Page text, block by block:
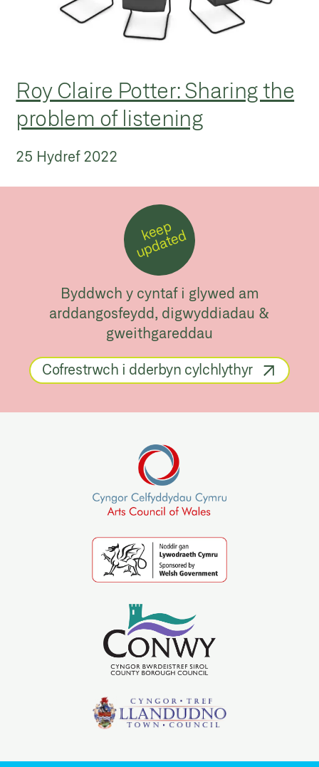
Roy Claire Potter: Sharing the
problem of listening
25 Hydref 2022
k
e
e
p
u
p
d
a
t
e
d
Byddwch y cyntaf i glywed am
arddangosfeydd, digwyddiadau &
gweithgareddau
Cofrestrwch i dderbyn cylchlythyr